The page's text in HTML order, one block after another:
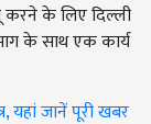
करने के लिए दिल्ली
के साथ एक कार्य
यहां जानें पूरी खबर